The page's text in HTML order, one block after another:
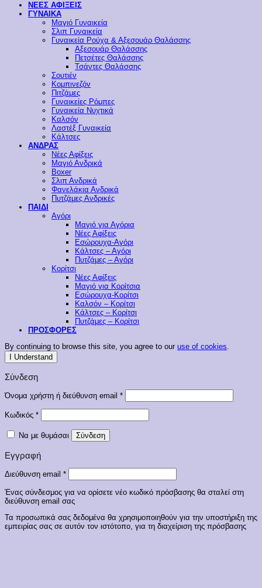
ΝΕΕΣ ΑΦΙΞΕΙΣ
ΓΥΝΑΙΚΑ
Μαγιό Γυναικεία
Σλιπ Γυναικεία
Γυναικεία Ρούχα & Αξεσουάρ Θαλάσσης
Αξεσουάρ Θαλάσσης
Πετσέτες Θαλάσσης
Τσάντες Θαλάσσης
Σουτιέν
Κομπινεζόν
Πιτζάμες
Γυναικείες Ρόμπες
Γυναικεία Νυχτικά
Καλσόν
Λαστέξ Γυναικεία
Κάλτσες
ΑΝΔΡΑΣ
Νέες Αφίξεις
Μαγιό Ανδρικά
Boxer
Σλιπ Ανδρικά
Φανελάκια Ανδρικά
Πυτζάμες Ανδρικές
ΠΑΙΔΙ
Αγόρι
Μαγιό για Αγόρια
Νέες Αφίξεις
Εσώρουχα-Αγόρι
Κάλτσες – Αγόρι
Πυτζάμες – Αγόρι
Κορίτσι
Νέες Αφίξεις
Μαγιό για Κορίτσια
Εσώρουχα-Κορίτσι
Καλσόν – Κορίτσι
Κάλτσες – Κορίτσι
Πυτζάμες – Κορίτσι
ΠΡΟΣΦΟΡΕΣ
By continuing to browse this site, you agree to our use of cookies
I Understand
Σύνδεση
Όνομα χρήστη ή διεύθυνση email *Απαιτείται
Κωδικός *Απαιτείται
Να με θυμάσαι Σύνδεση
Εγγραφή
Διεύθυνση email *Απαιτείται
Ένας σύνδεσμος για να ορίσετε νέο κωδικό πρόσβασης θα σταλεί στη
διεύθυνση email σας
Τα προσωπικά σας δεδομένα θα χρησιμοποιηθούν για την υποστήριξη της
εμπειρίας σας σε αυτόν τον ιστότοπο, για τη διαχείριση της πρόσβασης